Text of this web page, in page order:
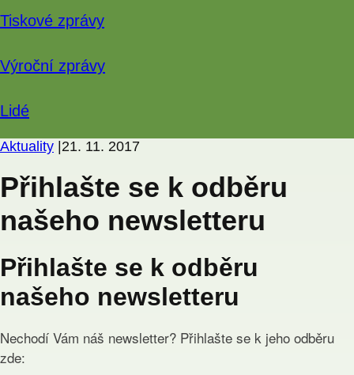
Tiskové zprávy
Výroční zprávy
Lidé
Aktuality 21. 11. 2017
Přihlašte se k odběru
našeho newsletteru
Přihlašte se k odběru
našeho newsletteru
Nechodí Vám náš newsletter? Přihlašte se k jeho odběru
zde: